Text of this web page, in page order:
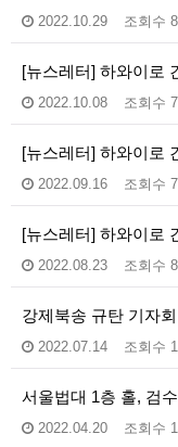
2022.10.29 조회수
[뉴스레터] 하와이로
2022.10.08 조회수
[뉴스레터] 하와이로
2022.09.16 조회수
[뉴스레터] 하와이로
2022.08.23 조회수
강제북송 규탄 기자
2022.07.14 조회수
서울법대 1층 홀, 검
2022.04.20 조회수